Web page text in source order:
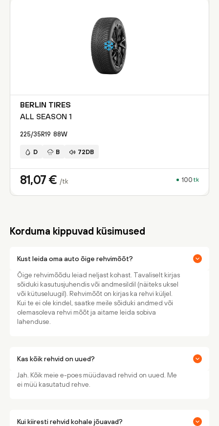
BERLIN TIRES
ALL SEASON 1
225/35R19 88W
D B 72DB
81,07 € /tk 100 tk
Korduma kippuvad küsimused
Kust leida oma auto õige rehvimõõt?
Õige rehvimõõdu leiad neljast kohast. Tavaliselt kirjas
sõiduki kasutusjuhendis või andmesildil (näiteks uksel
või kütuseluugil). Rehvimõõt on kirjas ka rehvi küljel.
Kui te ei ole kindel, saatke meile sõiduki andmed või
olemasoleva rehvi mõõt ja aitame leida sobiva
lahenduse.
Kas kõik rehvid on uued?
Jah. Kõik meie e-poes müüdavad rehvid on uued. Me
ei müü kasutatud rehve.
Kui kiiresti rehvid kohale jõuavad?